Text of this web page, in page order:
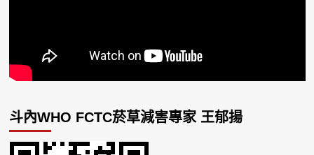
斗內WHO FCTC菸草減害專家 王郁揚